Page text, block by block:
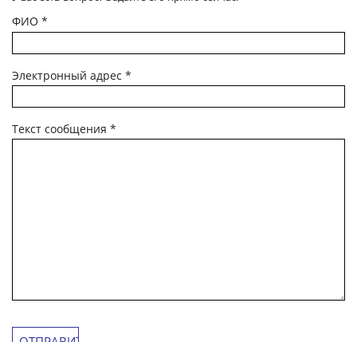
ФИО *
Электронный адрес *
Текст сообщения *